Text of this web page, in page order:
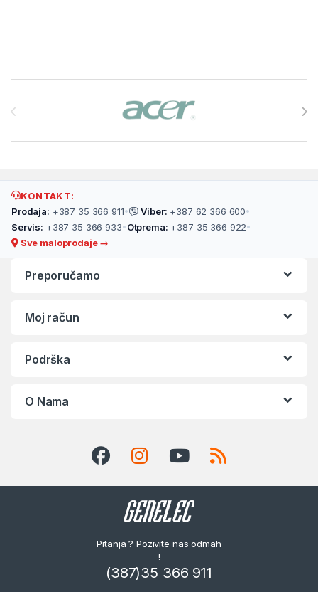
KONTAKT:
Prodaja: +387 35 366 911• Viber: +387 62 366 600•
Servis: +387 35 366 933• Otprema: +387 35 366 922•
Sve maloprodaje →
Preporučamo
Moj račun
Podrška
O Nama
Pitanja ? Pozivite nas odmah
!
(387)35 366 911